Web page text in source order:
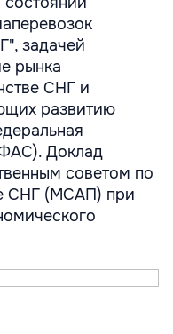
задачей
рынка
СНГ и
развитию
Доклад
советом по
СНГ (МСАП) при